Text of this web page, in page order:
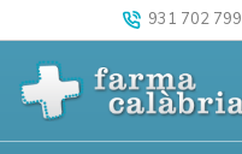
931 702 799